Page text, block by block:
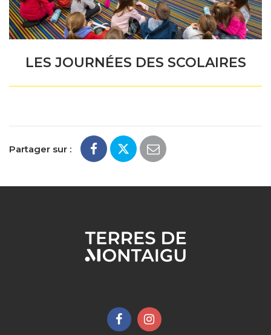
LES JOURNÉES DES SCOLAIRES
Partager sur :
Lien
Lien